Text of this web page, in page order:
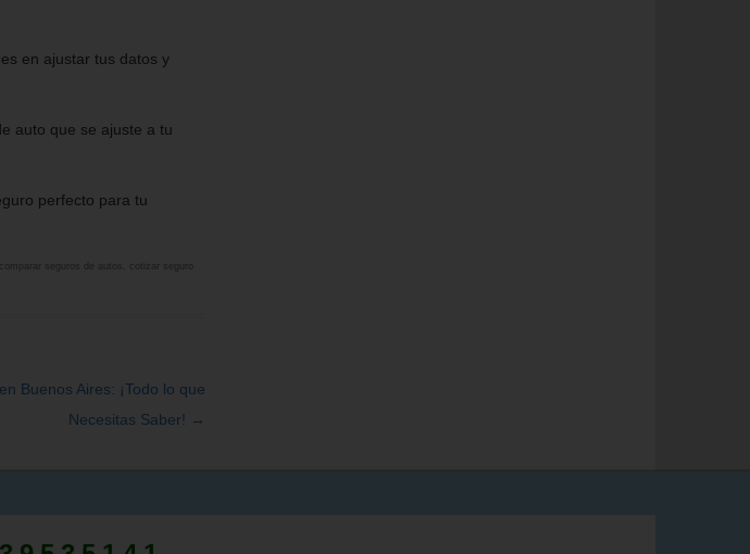
en ajustar tus datos y
auto que se ajuste a tu
perfecto para tu
cotizar seguro
Buenos Aires: ¡Todo lo que
Necesitas Saber! →